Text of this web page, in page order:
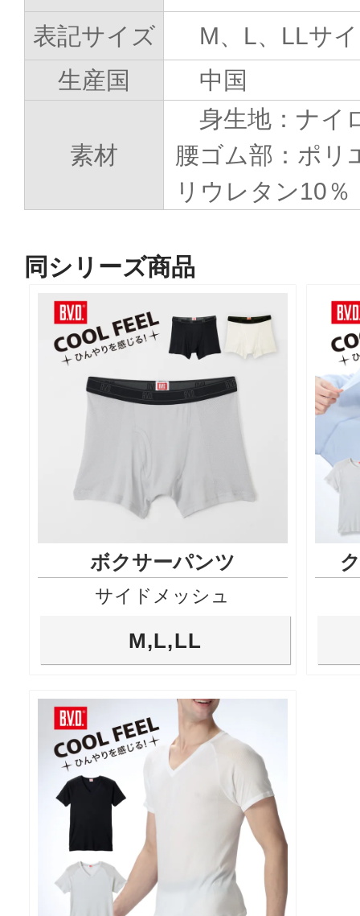
表記サイズ
M、L、LLサ
生産国
中国
素材
身生地：ナイ
腰ゴム部：ポリ
リウレタン10％
同シリーズ商品
ボクサーパンツ
サイドメッシュ
M,L,LL